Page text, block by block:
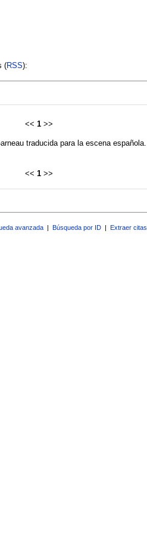
(RSS):
<< 1>>
traducida para la escena española.
<< 1>>
avanzada | Búsqueda por ID | Extraer citas